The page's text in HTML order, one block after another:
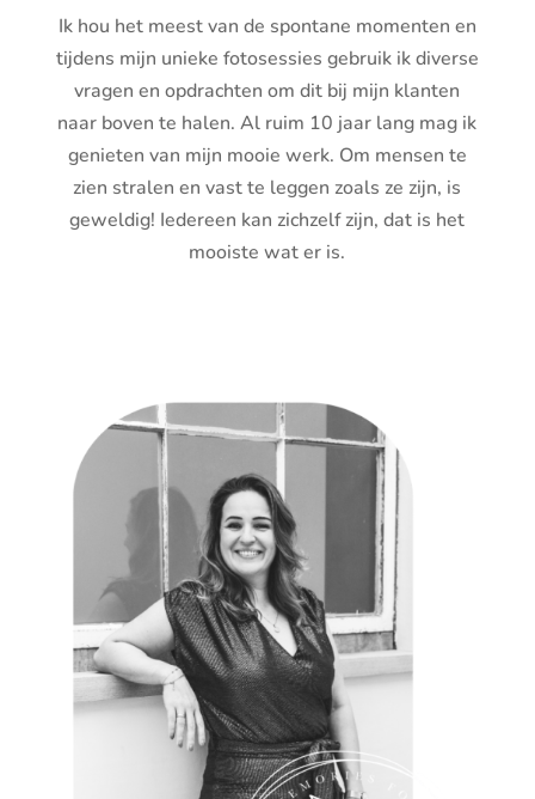
Ik hou het meest van de spontane momenten en
tijdens mijn unieke fotosessies gebruik ik diverse
vragen en opdrachten om dit bij mijn klanten
naar boven te halen. Al ruim 10 jaar lang mag ik
genieten van mijn mooie werk. Om mensen te
zien stralen en vast te leggen zoals ze zijn, is
geweldig! Iedereen kan zichzelf zijn, dat is het
mooiste wat er is.